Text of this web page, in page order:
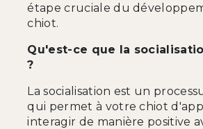
étape cruciale du
chiot.
Qu'est-ce que la
?
La socialisation est un
qui permet à votre chiot
interagir de manière positive